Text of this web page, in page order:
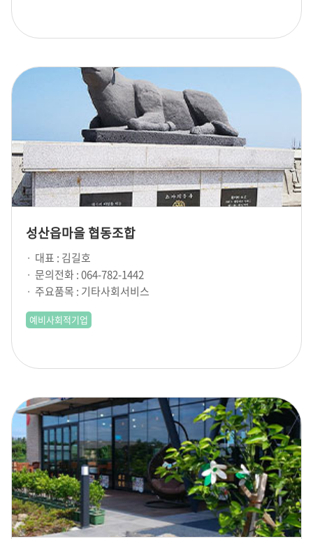
성산읍마을 협동조합
대표 : 김길호
문의전화 : 064-782-1442
주요품목 : 기타사회서비스
예비사회적기업